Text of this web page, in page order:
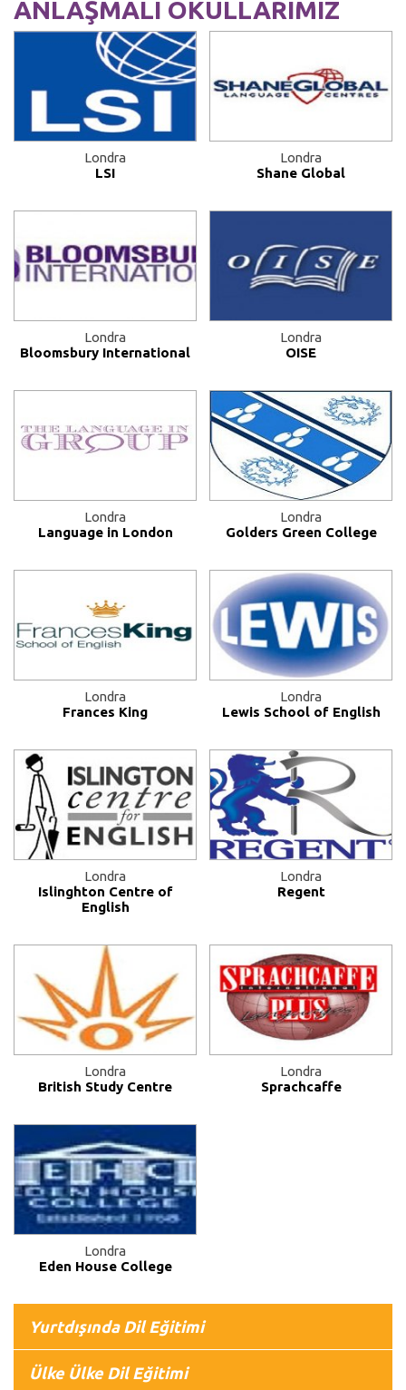
ANLAŞMALI OKULLARIMIZ
Londra
LSI
Londra
Shane Global
Londra
Bloomsbury International
Londra
OISE
Londra
Language in London
Londra
Golders Green College
Londra
Frances King
Londra
Lewis School of English
Londra
Islinghton Centre of
English
Londra
Regent
Londra
British Study Centre
Londra
Sprachcaffe
Londra
Eden House College
Yurtdışında Dil Eğitimi
Ülke Ülke Dil Eğitimi